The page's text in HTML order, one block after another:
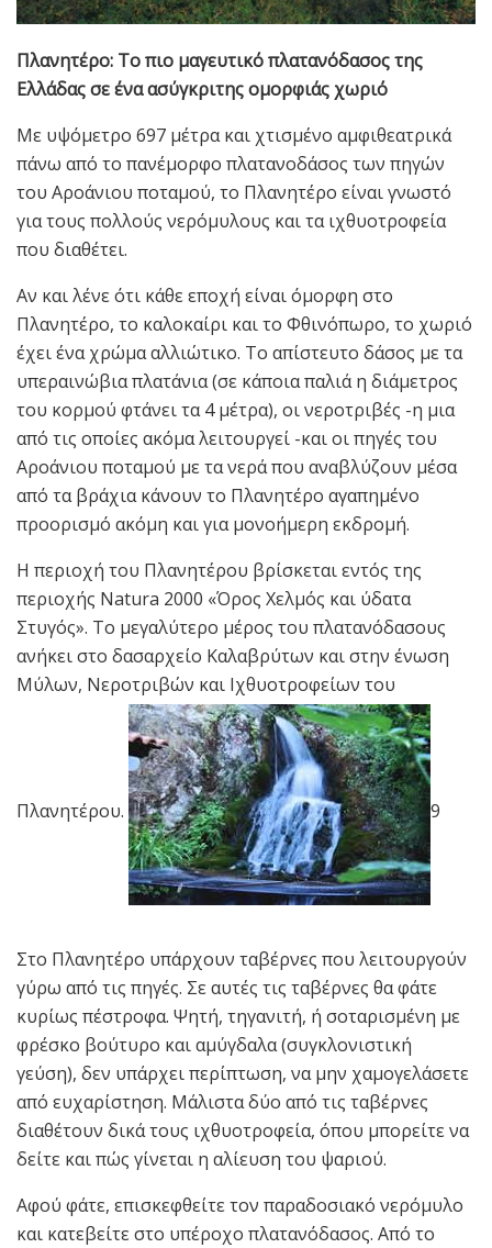
Πλανητέρο: Το πιο μαγευτικό πλατανόδασος της
Ελλάδας σε ένα ασύγκριτης ομορφιάς χωριό
Με υψόμετρο 697 μέτρα και χτισμένο αμφιθεατρικά
πάνω από το πανέμορφο πλατανοδάσος των πηγών
του Αροάνιου ποταμού, το Πλανητέρο είναι γνωστό
για τους πολλούς νερόμυλους και τα ιχθυοτροφεία
που διαθέτει.
Αν και λένε ότι κάθε εποχή είναι όμορφη στο
Πλανητέρο, το καλοκαίρι και το Φθινόπωρο, το χωριό
έχει ένα χρώμα αλλιώτικο. Το απίστευτο δάσος με τα
υπεραινώβια πλατάνια (σε κάποια παλιά η διάμετρος
του κορμού φτάνει τα 4 μέτρα), οι νεροτριβές -η μια
από τις οποίες ακόμα λειτουργεί -και οι πηγές του
Αροάνιου ποταμού με τα νερά που αναβλύζουν μέσα
από τα βράχια κάνουν το Πλανητέρο αγαπημένο
προορισμό ακόμη και για μονοήμερη εκδρομή.
Η περιοχή του Πλανητέρου βρίσκεται εντός της
περιοχής Natura 2000 «Όρος Χελμός και ύδατα
Στυγός». Το μεγαλύτερο μέρος του πλατανόδασους
ανήκει στο δασαρχείο Καλαβρύτων και στην ένωση
Μύλων, Νεροτριβών και Ιχθυοτροφείων του
Πλανητέρου. 9
Στο Πλανητέρο υπάρχουν ταβέρνες που λειτουργούν
γύρω από τις πηγές. Σε αυτές τις ταβέρνες θα φάτε
κυρίως πέστροφα. Ψητή, τηγανιτή, ή σοταρισμένη με
φρέσκο βούτυρο και αμύγδαλα (συγκλονιστική
γεύση), δεν υπάρχει περίπτωση, να μην χαμογελάσετε
από ευχαρίστηση. Μάλιστα δύο από τις ταβέρνες
διαθέτουν δικά τους ιχθυοτροφεία, όπου μπορείτε να
δείτε και πώς γίνεται η αλίευση του ψαριού.
Αφού φάτε, επισκεφθείτε τον παραδοσιακό νερόμυλο
και κατεβείτε στο υπέροχο πλατανόδασος. Από το